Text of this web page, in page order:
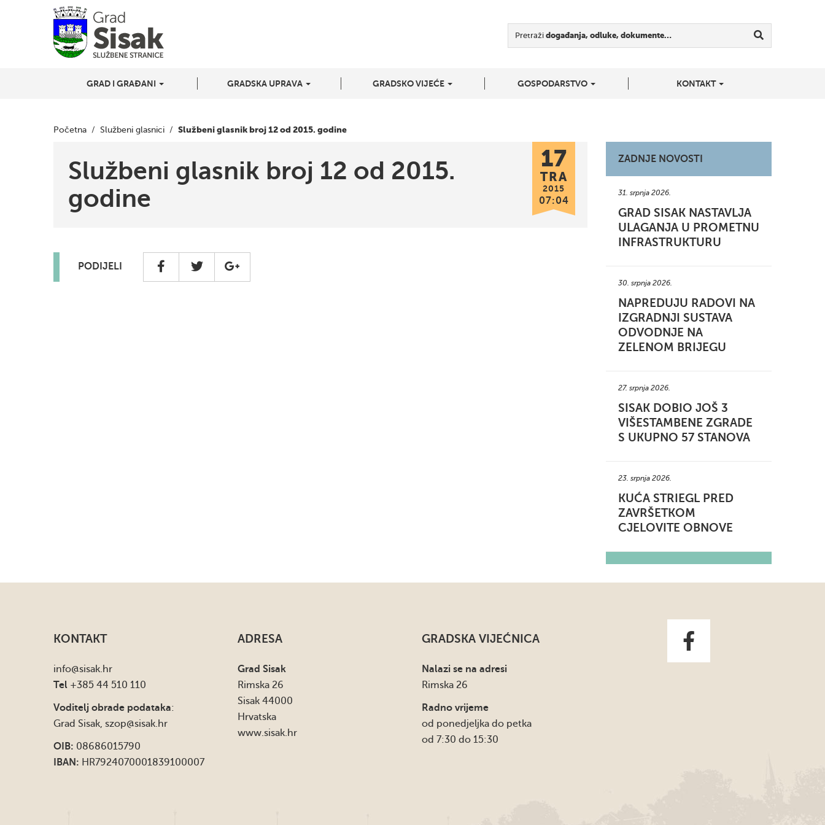
Pretraži događanja, odluke, dokumente…
GRAD I GRAĐANI GRADSKA UPRAVA GRADSKO VIJEĆE GOSPODARSTVO KONTAKT
Početna / Službeni glasnici / Službeni glasnik broj 12 od 2015. godine
Službeni glasnik broj 12 od 2015.
godine
17
TRA
2015
07:04
PODIJELI
ZADNJE NOVOSTI
31. srpnja 2026.
GRAD SISAK NASTAVLJA
ULAGANJA U PROMETNU
INFRASTRUKTURU
30. srpnja 2026.
NAPREDUJU RADOVI NA
IZGRADNJI SUSTAVA
ODVODNJE NA
ZELENOM BRIJEGU
27. srpnja 2026.
SISAK DOBIO JOŠ 3
VIŠESTAMBENE ZGRADE
S UKUPNO 57 STANOVA
23. srpnja 2026.
KUĆA STRIEGL PRED
ZAVRŠETKOM
CJELOVITE OBNOVE
KONTAKT
info@sisak.hr
Tel +385 44 510 110
Voditelj obrade podataka:
Grad Sisak, szop@sisak.hr
OIB: 08686015790
IBAN: HR7924070001839100007
ADRESA
Grad Sisak
Rimska 26
Sisak 44000
Hrvatska
www.sisak.hr
GRADSKA VIJEĆNICA
Nalazi se na adresi
Rimska 26
Radno vrijeme
od ponedjeljka do petka
od 7:30 do 15:30